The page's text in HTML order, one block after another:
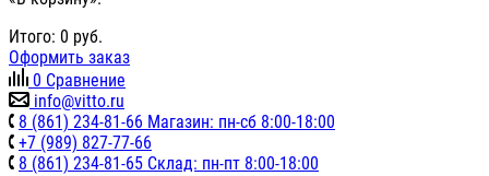
Итого: 0 руб.
Оформить заказ
0 Сравнение
info@vitto.ru
8 (861) 234-81-66 Магазин: пн-сб 8:00-18:00
+7 (989) 827-77-66
8 (861) 234-81-65 Склад: пн-пт 8:00-18:00